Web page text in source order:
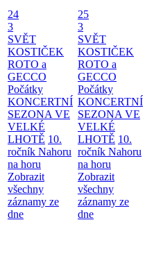
24
3
SVĚT
KOSTIČEK
ROTO a
GECCO
Počátky
KONCERTNÍ
SEZONA VE
VELKÉ
LHOTĚ 10.
ročník Nahoru
na horu
Zobrazit
všechny
záznamy ze
dne
25
3
SVĚT
KOSTIČEK
ROTO a
GECCO
Počátky
KONCERTNÍ
SEZONA VE
VELKÉ
LHOTĚ 10.
ročník Nahoru
na horu
Zobrazit
všechny
záznamy ze
dne